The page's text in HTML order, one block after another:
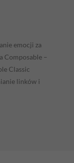
emocji za
Composable –
Classic
linków i